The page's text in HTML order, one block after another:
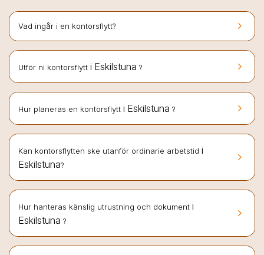
keyboard_arrow_right
Vad ingår i en kontorsflytt?
keyboard_arrow_right
Utför ni kontorsflytt i Eskilstuna ?
keyboard_arrow_right
Hur planeras en kontorsflytt i Eskilstuna ?
keyboard_arrow_right
Kan kontorsflytten ske utanför ordinarie arbetstid i
Eskilstuna?
keyboard_arrow_right
Hur hanteras känslig utrustning och dokument i
Eskilstuna ?